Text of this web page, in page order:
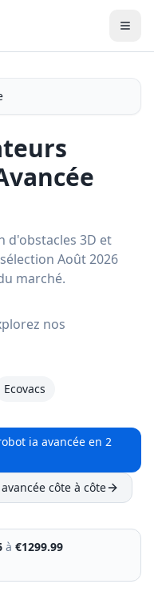
d'obstacles 3D et
Août 2026
marché.
nos
Ecovacs
ia avancée en 2
côte à côte
à €1299.99